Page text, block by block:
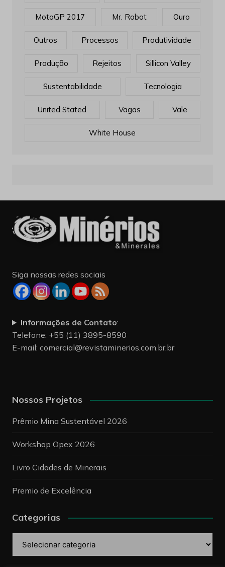
MotoGP 2017 Mr. Robot Ouro
Outros Processos Produtividade
Produção Rejeitos Sillicon Valley
Sustentabilidade Tecnologia
United Stated Vagas Vale
White House
Siga nossas redes sociais
Informações de Contato:
Telefone: +55 (11) 3895-8590
E-mail: comercial@revistaminerios.com.br.br
Nossos Projetos
Prêmio Mina Sustentável 2026
Workshop Opex 2026
Livro Cidades de Minerais
Premio de Excelência
Categorias